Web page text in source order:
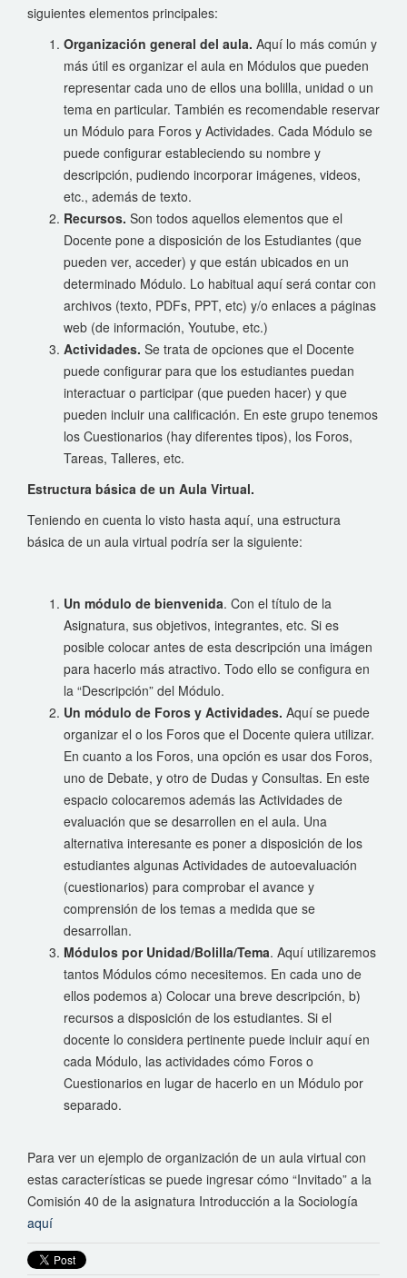
siguientes elementos principales:
Organización general del aula. Aquí lo más común y
más útil es organizar el aula en Módulos que pueden
representar cada uno de ellos una bolilla, unidad o un
tema en particular. También es recomendable reservar
un Módulo para Foros y Actividades. Cada Módulo se
puede configurar estableciendo su nombre y
descripción, pudiendo incorporar imágenes, videos,
etc., además de texto.
Recursos. Son todos aquellos elementos que el
Docente pone a disposición de los Estudiantes (que
pueden ver, acceder) y que están ubicados en un
determinado Módulo. Lo habitual aquí será contar con
archivos (texto, PDFs, PPT, etc) y/o enlaces a páginas
web (de información, Youtube, etc.)
Actividades. Se trata de opciones que el Docente
puede configurar para que los estudiantes puedan
interactuar o participar (que pueden hacer) y que
pueden incluir una calificación. En este grupo tenemos
los Cuestionarios (hay diferentes tipos), los Foros,
Tareas, Talleres, etc.
Estructura básica de un Aula Virtual.
Teniendo en cuenta lo visto hasta aquí, una estructura
básica de un aula virtual podría ser la siguiente:
Un módulo de bienvenida. Con el título de la
Asignatura, sus objetivos, integrantes, etc. Si es
posible colocar antes de esta descripción una imágen
para hacerlo más atractivo. Todo ello se configura en
la “Descripción” del Módulo.
Un módulo de Foros y Actividades. Aquí se puede
organizar el o los Foros que el Docente quiera utilizar.
En cuanto a los Foros, una opción es usar dos Foros,
uno de Debate, y otro de Dudas y Consultas. En este
espacio colocaremos además las Actividades de
evaluación que se desarrollen en el aula. Una
alternativa interesante es poner a disposición de los
estudiantes algunas Actividades de autoevaluación
(cuestionarios) para comprobar el avance y
comprensión de los temas a medida que se
desarrollan.
Módulos por Unidad/Bolilla/Tema. Aquí utilizaremos
tantos Módulos cómo necesitemos. En cada uno de
ellos podemos a) Colocar una breve descripción, b)
recursos a disposición de los estudiantes. Si el
docente lo considera pertinente puede incluir aquí en
cada Módulo, las actividades cómo Foros o
Cuestionarios en lugar de hacerlo en un Módulo por
separado.
Para ver un ejemplo de organización de un aula virtual con
estas características se puede ingresar cómo “Invitado” a la
Comisión 40 de la asignatura Introducción a la Sociología
aquí